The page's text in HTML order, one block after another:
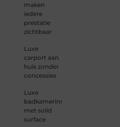
maken
iedere
prestatie
zichtbaar
Luxe
carport aan
huis zonder
concessies
Luxe
badkamerinrichting
met solid
surface